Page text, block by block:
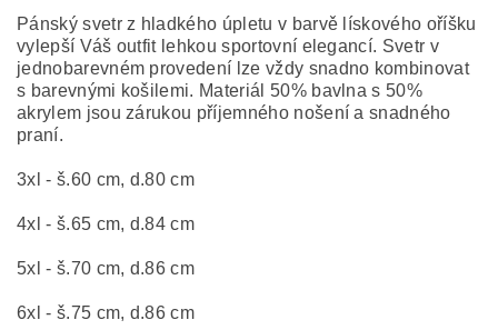
Pánský svetr z hladkého úpletu v barvě lískového oříšku
vylepší Váš outfit lehkou sportovní elegancí. Svetr v
jednobarevném provedení lze vždy snadno kombinovat
s barevnými košilemi. Materiál 50% bavlna s 50%
akrylem jsou zárukou příjemného nošení a snadného
praní.
3xl - š.60 cm, d.80 cm
4xl - š.65 cm, d.84 cm
5xl - š.70 cm, d.86 cm
6xl - š.75 cm, d.86 cm